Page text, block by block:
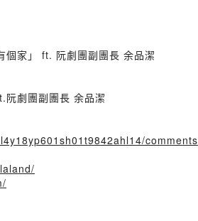
個家」 ft. 阮劇團副團長 余品潔
劇團副團長 余品潔
comments